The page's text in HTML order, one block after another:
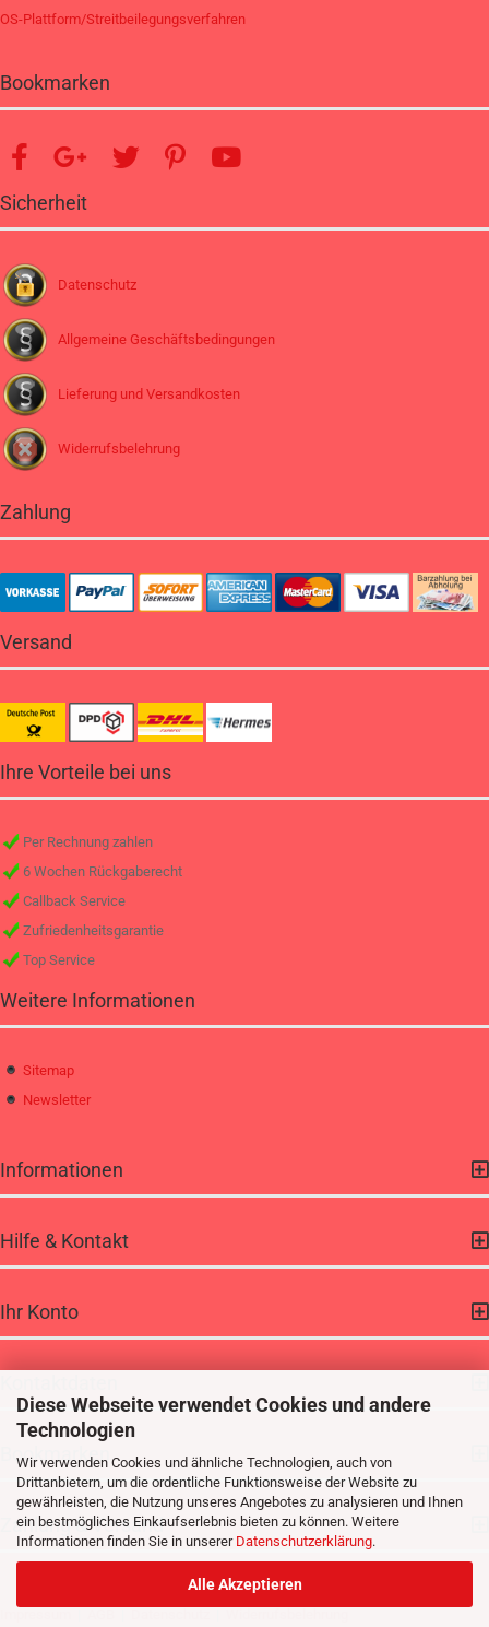
Diese Webseite verwendet Cookies und andere
Technologien
Wir verwenden Cookies und ähnliche Technologien, auch von
Drittanbietern, um die ordentliche Funktionsweise der Website zu
gewährleisten, die Nutzung unseres Angebotes zu analysieren und Ihnen
ein bestmögliches Einkaufserlebnis bieten zu können. Weitere
Informationen finden Sie in unserer Datenschutzerklärung.
Alle Akzeptieren
OS-Plattform/Streitbeilegungsverfahren
Bookmarken
Sicherheit
Datenschutz
Allgemeine Geschäftsbedingungen
Lieferung und Versandkosten
Widerrufsbelehrung
Zahlung
Versand
Ihre Vorteile bei uns
Per Rechnung zahlen
6 Wochen Rückgaberecht
Callback Service
Zufriedenheitsgarantie
Top Service
Weitere Informationen
Sitemap
Newsletter
Informationen
Hilfe & Kontakt
Ihr Konto
Bookmarken
Zahlung & Versand